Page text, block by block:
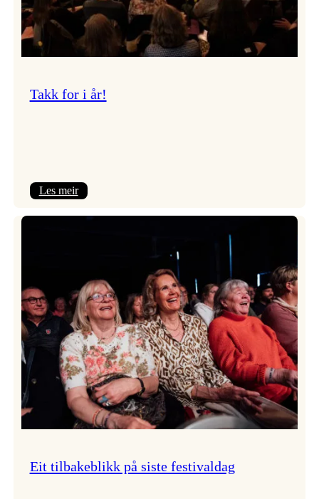
Takk for i år!
Les meir:
Eit tilbakeblikk på siste festivaldag